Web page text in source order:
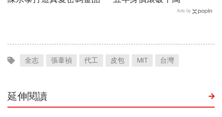
Ads by
全志 張葦禎 代工 皮包 MIT 台灣
延伸閱讀